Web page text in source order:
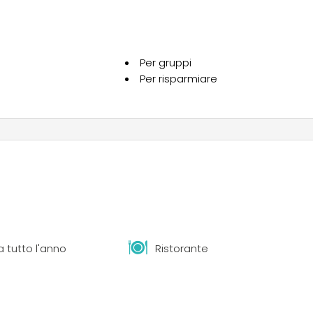
in muratura con servizi privati e case mobili in legno.
Per gruppi
Per risparmiare
tutto l'anno Ristorante